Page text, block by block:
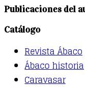
Publicaciones del
Catálogo
Revista Ábaco
Ábaco historia
Caravasar